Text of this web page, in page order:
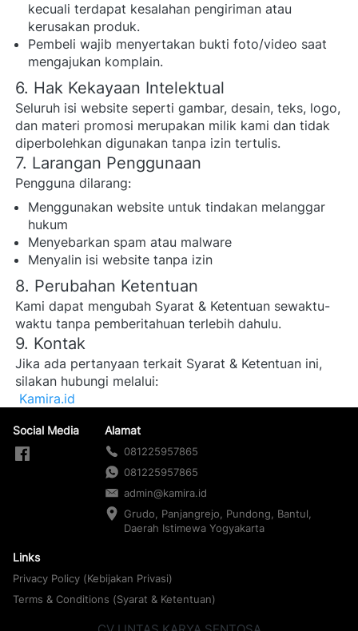
kecuali terdapat kesalahan pengiriman atau
kerusakan produk.
Pembeli wajib menyertakan bukti foto/video saat
mengajukan komplain.
6. Hak Kekayaan Intelektual
Seluruh isi website seperti gambar, desain, teks, logo,
dan materi promosi merupakan milik kami dan tidak
diperbolehkan digunakan tanpa izin tertulis.
7. Larangan Penggunaan
Pengguna dilarang:
Menggunakan website untuk tindakan melanggar
hukum
Menyebarkan spam atau malware
Menyalin isi website tanpa izin
8. Perubahan Ketentuan
Kami dapat mengubah Syarat & Ketentuan sewaktu-
waktu tanpa pemberitahuan terlebih dahulu.
9. Kontak
Jika ada pertanyaan terkait Syarat & Ketentuan ini,
silakan hubungi melalui:
Kamira.id
Social Media Alamat
081225957865
081225957865
admin@kamira.id
Grudo, Panjangrejo, Pundong, Bantul,
Daerah Istimewa Yogyakarta
Links
Privacy Policy (Kebijakan Privasi)
Terms & Conditions (Syarat & Ketentuan)